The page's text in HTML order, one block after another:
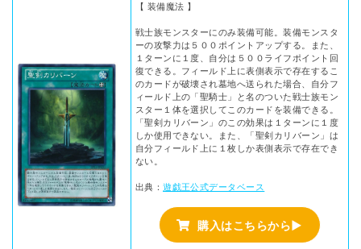
【 装備魔法 】
戦士族モンスターにのみ装備可能。装備モンスタ
ーの攻撃力は５００ポイントアップする。また、
１ターンに１度、自分は５００ライフポイント回
復できる。フィールド上に表側表示で存在するこ
のカードが破壊され墓地へ送られた場合、自分フ
ィールド上の「聖騎士」と名のついた戦士族モン
スター１体を選択してこのカードを装備できる。
「聖剣カリバーン」のこの効果は１ターンに１度
しか使用できない。また、「聖剣カリバーン」は
自分フィールド上に１枚しか表側表示で存在でき
ない。
出典：遊戯王公式データベース
購入はこちらから▶